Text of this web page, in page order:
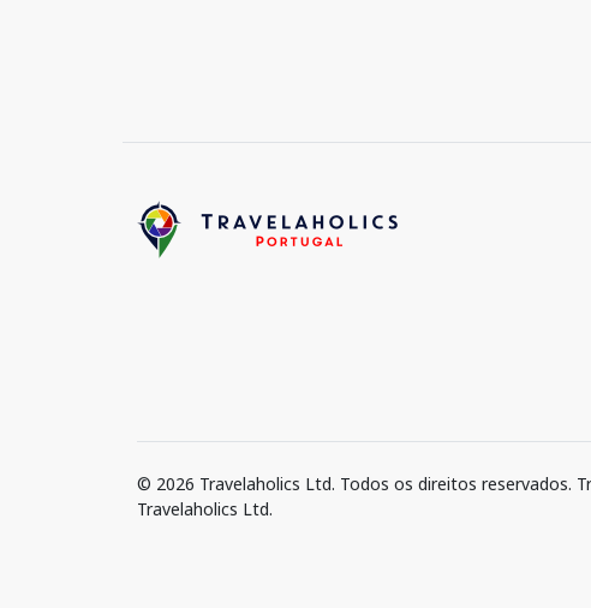
© 2026 Travelaholics Ltd. Todos os direitos reservados.
Travelaholics Ltd.